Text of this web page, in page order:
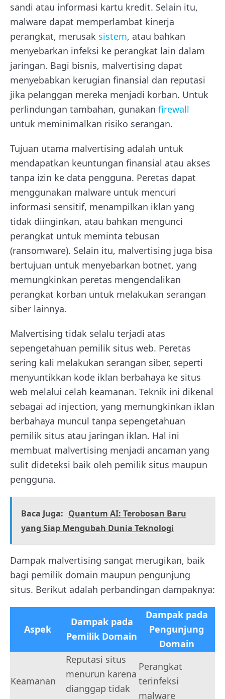
sandi atau informasi kartu kredit. Selain itu,
malware dapat memperlambat kinerja
perangkat, merusak sistem, atau bahkan
menyebarkan infeksi ke perangkat lain dalam
jaringan. Bagi bisnis, malvertising dapat
menyebabkan kerugian finansial dan reputasi
jika pelanggan mereka menjadi korban. Untuk
perlindungan tambahan, gunakan firewall
untuk meminimalkan risiko serangan.
Tujuan utama malvertising adalah untuk
mendapatkan keuntungan finansial atau akses
tanpa izin ke data pengguna. Peretas dapat
menggunakan malware untuk mencuri
informasi sensitif, menampilkan iklan yang
tidak diinginkan, atau bahkan mengunci
perangkat untuk meminta tebusan
(ransomware). Selain itu, malvertising juga bisa
bertujuan untuk menyebarkan botnet, yang
memungkinkan peretas mengendalikan
perangkat korban untuk melakukan serangan
siber lainnya.
Malvertising tidak selalu terjadi atas
sepengetahuan pemilik situs web. Peretas
sering kali melakukan serangan siber, seperti
menyuntikkan kode iklan berbahaya ke situs
web melalui celah keamanan. Teknik ini dikenal
sebagai ad injection, yang memungkinkan iklan
berbahaya muncul tanpa sepengetahuan
pemilik situs atau jaringan iklan. Hal ini
membuat malvertising menjadi ancaman yang
sulit dideteksi baik oleh pemilik situs maupun
pengguna.
Baca Juga: Quantum AI: Terobosan Baru
yang Siap Mengubah Dunia Teknologi
Dampak malvertising sangat merugikan, baik
bagi pemilik domain maupun pengunjung
situs. Berikut adalah perbandingan dampaknya:
Aspek
Dampak pada
Pemilik Domain
Dampak pada
Pengunjung
Domain
Keamanan
Reputasi situs
menurun karena
dianggap tidak
Perangkat
terinfeksi
malware